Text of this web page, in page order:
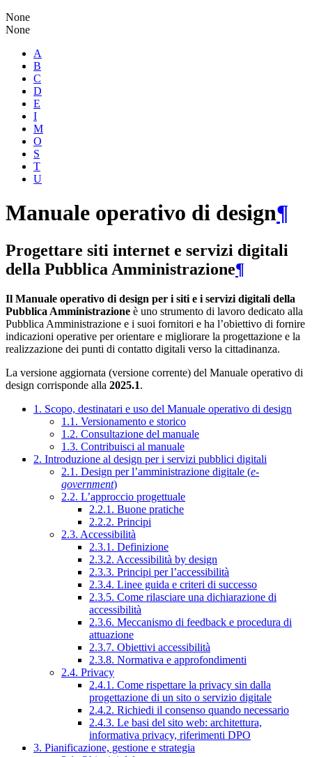
None
None
A
B
C
D
E
I
M
O
S
T
U
Manuale operativo di design¶
Progettare siti internet e servizi digitali
della Pubblica Amministrazione¶
Il Manuale operativo di design per i siti e i servizi digitali della
Pubblica Amministrazione è uno strumento di lavoro dedicato alla
Pubblica Amministrazione e i suoi fornitori e ha l’obiettivo di fornire
indicazioni operative per orientare e migliorare la progettazione e la
realizzazione dei punti di contatto digitali verso la cittadinanza.
La versione aggiornata (versione corrente) del Manuale operativo di
design corrisponde alla 2025.1.
1. Scopo, destinatari e uso del Manuale operativo di design
1.1. Versionamento e storico
1.2. Consultazione del manuale
1.3. Contribuisci al manuale
2. Introduzione al design per i servizi pubblici digitali
2.1. Design per l’amministrazione digitale (e-
government)
2.2. L’approccio progettuale
2.2.1. Buone pratiche
2.2.2. Principi
2.3. Accessibilità
2.3.1. Definizione
2.3.2. Accessibilità by design
2.3.3. Principi per l’accessibilità
2.3.4. Linee guida e criteri di successo
2.3.5. Come rilasciare una dichiarazione di
accessibilità
2.3.6. Meccanismo di feedback e procedura di
attuazione
2.3.7. Obiettivi accessibilità
2.3.8. Normativa e approfondimenti
2.4. Privacy
2.4.1. Come rispettare la privacy sin dalla
progettazione di un sito o servizio digitale
2.4.2. Richiedi il consenso quando necessario
2.4.3. Le basi del sito web: architettura,
informativa privacy, riferimenti DPO
3. Pianificazione, gestione e strategia